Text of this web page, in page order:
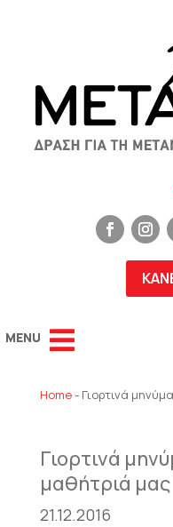
Home- Γιορτινά
Γιορτινά
μαθήτριά μας
21.12.2016